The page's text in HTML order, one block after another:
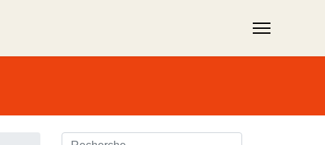
Rechercher ...